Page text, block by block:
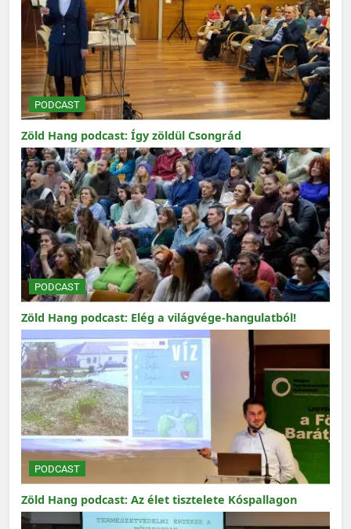
PODCAST
Zöld Hang podcast: Így zöldül Csongrád
PODCAST
Zöld Hang podcast: Elég a világvége-hangulatból!
PODCAST
Zöld Hang podcast: Az élet tisztelete Kóspallagon